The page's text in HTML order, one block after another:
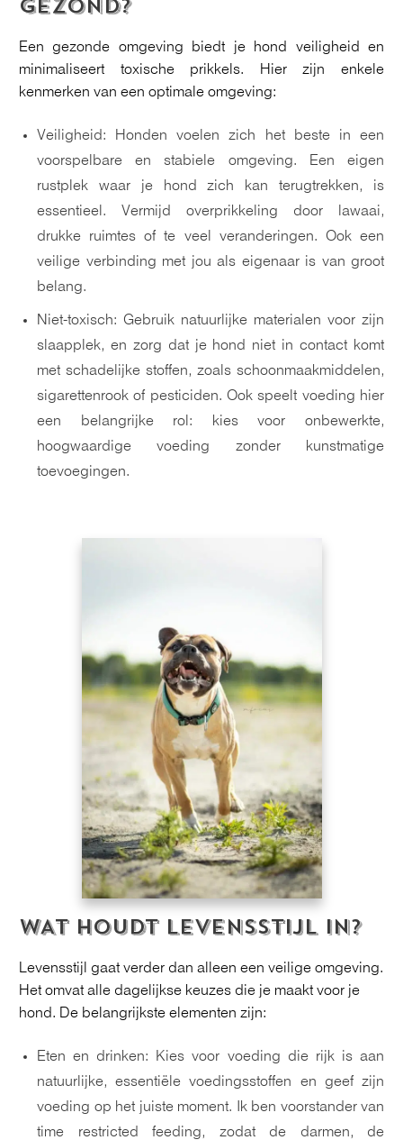
GEZOND?
Een gezonde omgeving biedt je hond veiligheid en
minimaliseert toxische prikkels. Hier zijn enkele
kenmerken van een optimale omgeving:
Veiligheid: Honden voelen zich het beste in een
voorspelbare en stabiele omgeving. Een eigen
rustplek waar je hond zich kan terugtrekken, is
essentieel. Vermijd overprikkeling door lawaai,
drukke ruimtes of te veel veranderingen. Ook een
veilige verbinding met jou als eigenaar is van groot
belang.
Niet-toxisch: Gebruik natuurlijke materialen voor zijn
slaapplek, en zorg dat je hond niet in contact komt
met schadelijke stoffen, zoals schoonmaakmiddelen,
sigarettenrook of pesticiden. Ook speelt voeding hier
een belangrijke rol: kies voor onbewerkte,
hoogwaardige voeding zonder kunstmatige
toevoegingen.
WAT HOUDT LEVENSSTIJL IN?
Levensstijl gaat verder dan alleen een veilige omgeving.
Het omvat alle dagelijkse keuzes die je maakt voor je
hond. De belangrijkste elementen zijn:
Eten en drinken: Kies voor voeding die rijk is aan
natuurlijke, essentiële voedingsstoffen en geef zijn
voeding op het juiste moment. Ik ben voorstander van
time restricted feeding, zodat de darmen, de